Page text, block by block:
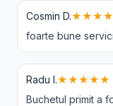
Cosmin D.
foarte bune
Radu I.★★★★★
Buchetul primit a